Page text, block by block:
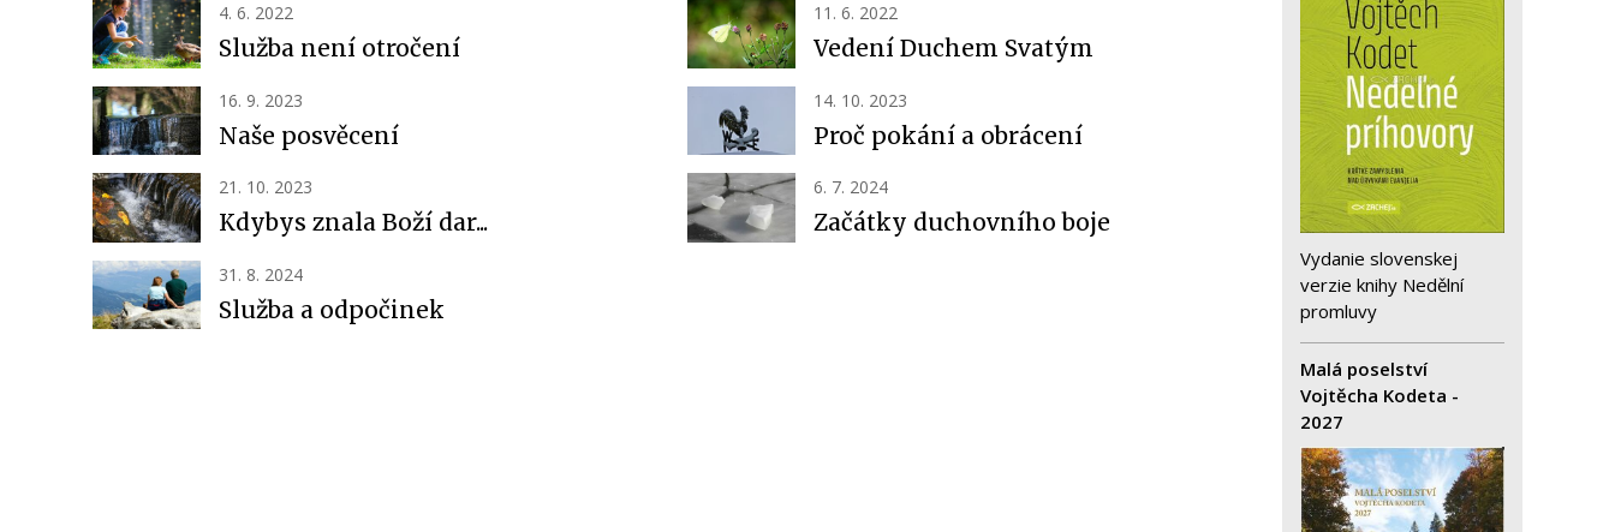
4. 6. 2022
Služba není otročení
11. 6. 2022
Vedení Duchem Svatým
16. 9. 2023
Naše posvěcení
14. 10. 2023
Proč pokání a obrácení
21. 10. 2023
Kdybys znala Boží dar...
6. 7. 2024
Začátky duchovního boje
31. 8. 2024
Služba a odpočinek
Vydanie slovenskej
verzie knihy Nedělní
promluvy
Malá poselství
Vojtěcha Kodeta -
2027